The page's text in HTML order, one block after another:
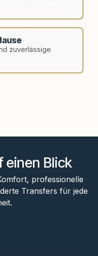
zuverlässige
einen Blick
professionelle
Transfers für jede